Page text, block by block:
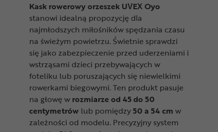
Kask rowerowy orzeszek UVEX Oyo
stanowi idealną propozycję dla
najmłodszych miłośników spędzania czasu
na świeżym powietrzu. Świetnie sprawdzi
się jako zabezpieczenie przed uderzeniami i
wstrząsami dzieci przebywających w
foteliku lub poruszających się niewielkimi
rowerkami biegowymi. Ten produkt pasuje
na głowę w rozmiarze od 45 do 50
centymetrów lub pomiędzy50 a 54 cm w
zależności od modelu. Precyzyjny system